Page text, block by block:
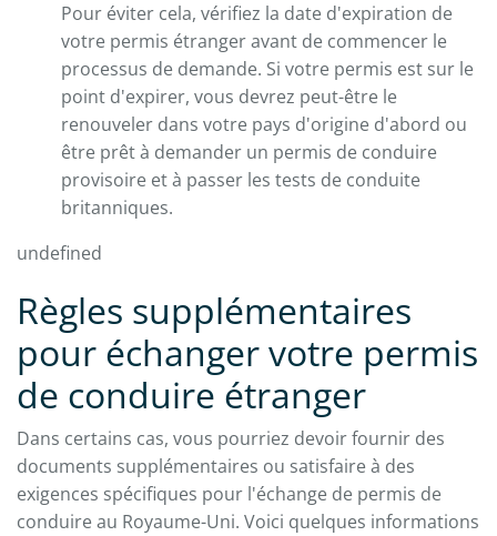
Pour éviter cela, vérifiez la date d'expiration de
votre permis étranger avant de commencer le
processus de demande. Si votre permis est sur le
point d'expirer, vous devrez peut-être le
renouveler dans votre pays d'origine d'abord ou
être prêt à demander un permis de conduire
provisoire et à passer les tests de conduite
britanniques.
undefined
Règles supplémentaires
pour échanger votre permis
de conduire étranger
Dans certains cas, vous pourriez devoir fournir des
documents supplémentaires ou satisfaire à des
exigences spécifiques pour l'échange de permis de
conduire au Royaume-Uni. Voici quelques informations